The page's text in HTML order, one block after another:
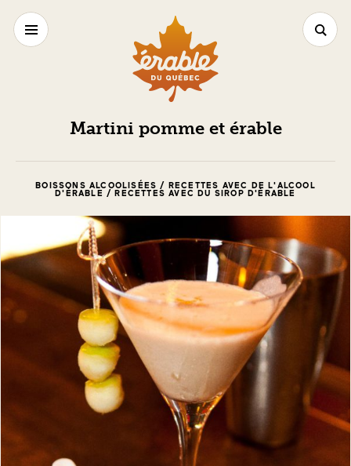
Martini pomme et érable
BOISSONS ALCOOLISÉES / RECETTES AVEC DE L'ALCOOL
D'ÉRABLE / RECETTES AVEC DU SIROP D'ÉRABLE